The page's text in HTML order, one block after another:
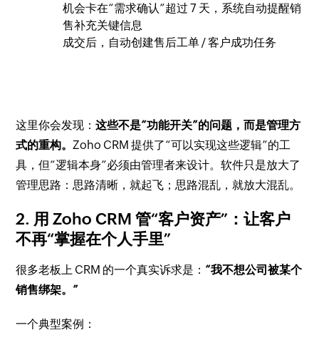
机会卡在“需求确认”超过 7 天，系统自动提醒销
售补充关键信息
成交后，自动创建售后工单 / 客户成功任务
这里你会发现：这些不是“功能开关”的问题，而是管理方
式的重构。Zoho CRM 提供了“可以实现这些逻辑”的工
具，但“逻辑本身”必须由管理者来设计。软件只是放大了
管理思路：思路清晰，就起飞；思路混乱，就放大混乱。
2. 用 Zoho CRM 管“客户资产”：让客户
不再“掌握在个人手里”
很多老板上 CRM 的一个真实诉求是： “我不想公司被某个
销售绑架。”
一个典型案例：